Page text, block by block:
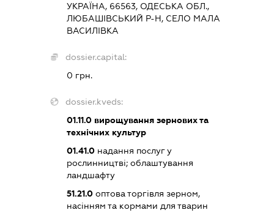
УКРАЇНА, 66563, ОДЕСЬКА ОБЛ.,
ЛЮБАШІВСЬКИЙ Р-Н, СЕЛО МАЛА
ВАСИЛІВКА
dossier.capital:
0 грн.
dossier.kveds:
01.11.0вирощування зернових та
технічних культур
01.41.0надання послуг у
рослинництві; облаштування
ландшафту
51.21.0оптова торгівля зерном,
насінням та кормами для тварин